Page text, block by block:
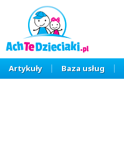
Artykuły Baza usług